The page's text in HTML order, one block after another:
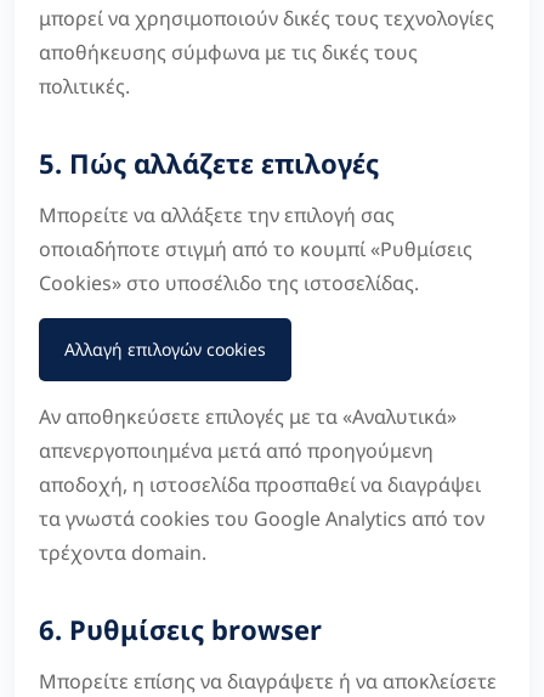
μπορεί να χρησιμοποιούν δικές τους τεχνολογίες
αποθήκευσης σύμφωνα με τις δικές τους
πολιτικές.
5. Πώς αλλάζετε επιλογές
Μπορείτε να αλλάξετε την επιλογή σας
οποιαδήποτε στιγμή από το κουμπί «Ρυθμίσεις
Cookies» στο υποσέλιδο της ιστοσελίδας.
Αλλαγή επιλογών cookies
Αν αποθηκεύσετε επιλογές με τα «Αναλυτικά»
απενεργοποιημένα μετά από προηγούμενη
αποδοχή, η ιστοσελίδα προσπαθεί να διαγράψει
τα γνωστά cookies του Google Analytics από τον
τρέχοντα domain.
6. Ρυθμίσεις browser
Μπορείτε επίσης να διαγράψετε ή να αποκλείσετε